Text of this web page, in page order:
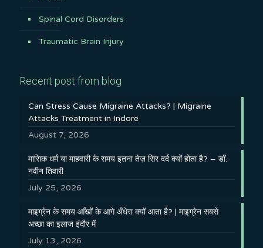
Spinal Cord Disorders
Traumatic Brain Injury
Recent post from blog
Can Stress Cause Migraine Attacks? | Migraine
Attacks Treatment in Indore
August 7, 2026
मासिक धर्म या माहवारी के समय इतना तेज़ सिर दर्द क्यों होता है? – डॉ.
नवीन तिवारी
July 25, 2026
माइग्रेन के समय आँखों के आगे अँधेरा क्यों आता है? | माइग्रेन सबसे
अच्छा का इलाज इंदौर में
July 13, 2026